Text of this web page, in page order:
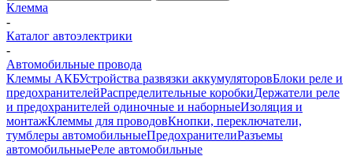
Клемма
-
Каталог автоэлектрики
-
Автомобильные провода
Клеммы АКБУстройства развязки аккумуляторовБлоки реле и
предохранителейРаспределительные коробкиДержатели реле
и предохранителей одиночные и наборныеИзоляция и
монтажКлеммы для проводовКнопки, переключатели,
тумблеры автомобильныеПредохранителиРазъемы
автомобильныеРеле автомобильные